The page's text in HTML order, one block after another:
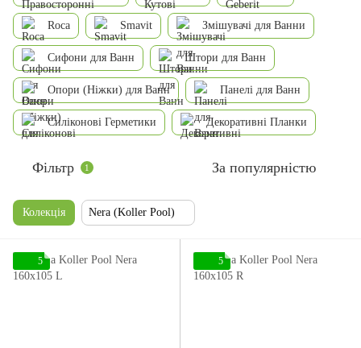
Roca Smavit Змішувачі для Ванни
Сифони для Ванн Штори для Ванн
Опори (Ніжки) для Ванн Панелі для Ванн
Силіконові Герметики Декоративні Планки
Фільтр 1 За популярністю
Колекція Nera (Koller Pool)
5 5